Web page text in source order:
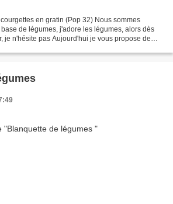
en gratin (Pop 32) Nous sommes
de légumes, j'adore les légumes, alors dès
je n'hésite pas Aujourd'hui je vous propose de